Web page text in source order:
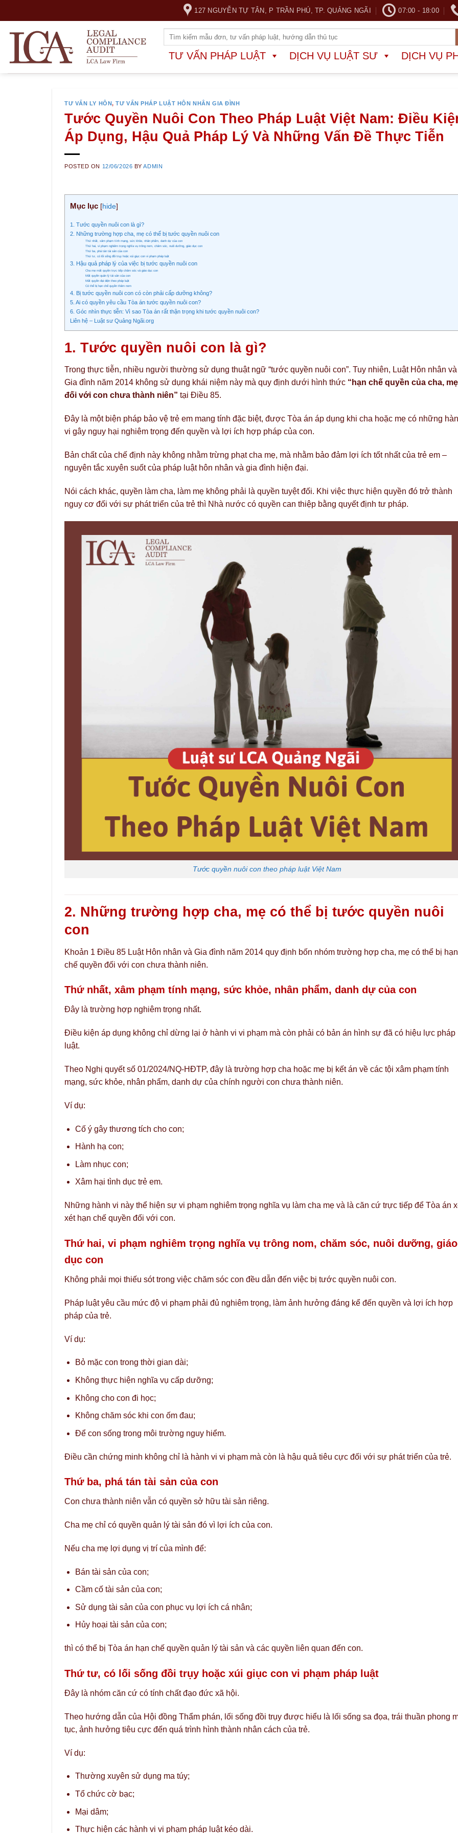
content
127 NGUYỄN TỰ TÂN, P TRẦN PHÚ, TP. QUẢNG NGÃI 07:00 - 18:00
TƯ VẤN PHÁP LUẬT DỊCH VỤ LUẬT SƯ DỊCH VỤ
TƯ VẤN LY HÔN,TƯ VẤN PHÁP LUẬT HÔN NHÂN GIA ĐÌNH
Tước Quyền Nuôi Con Theo Pháp Luật Việt Nam: Điều
Áp Dụng, Hậu Quả Pháp Lý Và Những Vấn Đề Thực Tiễn
POSTED ON 12/06/2026 BYADMIN
Mục lục [hide]
1. Tước quyền nuôi con là gì?
2. Những trường hợp cha, mẹ có thể bị tước quyền nuôi con
Thứ nhất, xâm phạm tính mạng, sức khỏe, nhân phẩm, danh dự của con
Thứ hai, vi phạm nghiêm trọng nghĩa vụ trông nom, chăm sóc, nuôi dưỡng, giáo dục con
Thứ ba, phá tán tài sản của con
Thứ tư, có lối sống đồi trụy hoặc xúi giục con vi phạm pháp luật
3. Hậu quả pháp lý của việc bị tước quyền nuôi con
Cha mẹ mất quyền trực tiếp chăm sóc và giáo dục con
Mất quyền quản lý tài sản của con
Mất quyền đại diện theo pháp luật
Có thể bị hạn chế quyền thăm nom
4. Bị tước quyền nuôi con có còn phải cấp dưỡng không?
5. Ai có quyền yêu cầu Tòa án tước quyền nuôi con?
6. Góc nhìn thực tiễn: Vì sao Tòa án rất thận trọng khi tước quyền nuôi con?
Liên hệ – Luật sư Quảng Ngãi.org
1. Tước quyền nuôi con là gì?
Trong thực tiễn, nhiều người thường sử dụng thuật ngữ “tước quyền nuôi con”. Tuy nhiên, Luật Hôn nhân và
Gia đình năm 2014 không sử dụng khái niệm này mà quy định dưới hình thức “hạn chế quyền của cha, mẹ
đối với con chưa thành niên” tại Điều 85.
Đây là một biện pháp bảo vệ trẻ em mang tính đặc biệt, được Tòa án áp dụng khi cha hoặc mẹ có những
vi gây nguy hại nghiêm trọng đến quyền và lợi ích hợp pháp của con.
Bản chất của chế định này không nhằm trừng phạt cha mẹ, mà nhằm bảo đảm lợi ích tốt nhất của trẻ em –
nguyên tắc xuyên suốt của pháp luật hôn nhân và gia đình hiện đại.
Nói cách khác, quyền làm cha, làm mẹ không phải là quyền tuyệt đối. Khi việc thực hiện quyền đó trở thành
nguy cơ đối với sự phát triển của trẻ thì Nhà nước có quyền can thiệp bằng quyết định tư pháp.
Tước quyền nuôi con theo pháp luật Việt Nam
2. Những trường hợp cha, mẹ có thể bị tước quyền nuôi
con
Khoản 1 Điều 85 Luật Hôn nhân và Gia đình năm 2014 quy định bốn nhóm trường hợp cha, mẹ có thể bị hạn
chế quyền đối với con chưa thành niên.
Thứ nhất, xâm phạm tính mạng, sức khỏe, nhân phẩm, danh dự của con
Đây là trường hợp nghiêm trọng nhất.
Điều kiện áp dụng không chỉ dừng lại ở hành vi vi phạm mà còn phải có bản án hình sự đã có hiệu lực pháp
luật.
Theo Nghị quyết số 01/2024/NQ-HĐTP, đây là trường hợp cha hoặc mẹ bị kết án về các tội xâm phạm tính
mạng, sức khỏe, nhân phẩm, danh dự của chính người con chưa thành niên.
Ví dụ:
Cố ý gây thương tích cho con;
Hành hạ con;
Làm nhục con;
Xâm hại tình dục trẻ em.
Những hành vi này thể hiện sự vi phạm nghiêm trọng nghĩa vụ làm cha mẹ và là căn cứ trực tiếp để Tòa án
xét hạn chế quyền đối với con.
Thứ hai, vi phạm nghiêm trọng nghĩa vụ trông nom, chăm sóc, nuôi dưỡng, giáo
dục con
Không phải mọi thiếu sót trong việc chăm sóc con đều dẫn đến việc bị tước quyền nuôi con.
Pháp luật yêu cầu mức độ vi phạm phải đủ nghiêm trọng, làm ảnh hưởng đáng kể đến quyền và lợi ích hợp
pháp của trẻ.
Ví dụ:
Bỏ mặc con trong thời gian dài;
Không thực hiện nghĩa vụ cấp dưỡng;
Không cho con đi học;
Không chăm sóc khi con ốm đau;
Để con sống trong môi trường nguy hiểm.
Điều cần chứng minh không chỉ là hành vi vi phạm mà còn là hậu quả tiêu cực đối với sự phát triển của trẻ.
Thứ ba, phá tán tài sản của con
Con chưa thành niên vẫn có quyền sở hữu tài sản riêng.
Cha mẹ chỉ có quyền quản lý tài sản đó vì lợi ích của con.
Nếu cha mẹ lợi dụng vị trí của mình để:
Bán tài sản của con;
Cầm cố tài sản của con;
Sử dụng tài sản của con phục vụ lợi ích cá nhân;
Hủy hoại tài sản của con;
thì có thể bị Tòa án hạn chế quyền quản lý tài sản và các quyền liên quan đến con.
Thứ tư, có lối sống đồi trụy hoặc xúi giục con vi phạm pháp luật
Đây là nhóm căn cứ có tính chất đạo đức xã hội.
Theo hướng dẫn của Hội đồng Thẩm phán, lối sống đồi trụy được hiểu là lối sống sa đọa, trái thuần phong
tục, ảnh hưởng tiêu cực đến quá trình hình thành nhân cách của trẻ.
Ví dụ:
Thường xuyên sử dụng ma túy;
Tổ chức cờ bạc;
Mại dâm;
Thực hiện các hành vi vi phạm pháp luật kéo dài.